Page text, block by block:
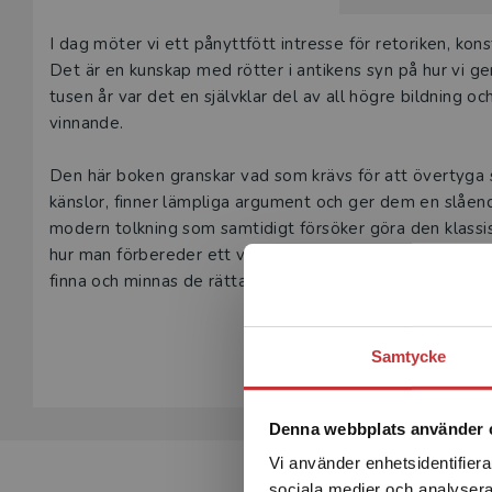
Samtycke
Denna webbplats använder
Vi använder
Våra
under 180
Den här
Beskrivning
I dag möter vi ett pånyttfött intresse för retoriken,
Det är en kunskap med rötter i antikens syn på hur vi
tusen år var det en självklar del av all högre bildning
vinnande.
Den här boken granskar vad som krävs för att
känslor, finner lämpliga argument och ger dem en
modern tolkning som samtidigt försöker göra den
hur man förbereder ett verkningsfullt tal, från att
finna och minnas de rätta orden, men också hur man
Konsten att tala riktar sig till universitets- och
gymnasieskola och vuxenutbildning samt till var och
Visa hela